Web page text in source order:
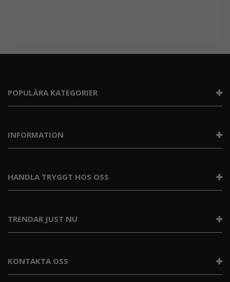
KONTAKTA OSS
POPULÄRA KATEGORIER
INFORMATION
TRENDAR JUST NU
HANDLA TRYGGT HOS OSS